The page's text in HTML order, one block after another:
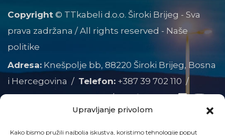
Upravljanje privolom
Kako bismo pružili najbolja iskustva, koristimo tehnologije poput
Copyright © TTkabeli d.o.o. Široki Brijeg - Sva
prava zadržana / All rights reserved - Naše
politike
Adresa: Knešpolje bb, 88220 Široki Brijeg, Bosna
i Hercegovina / Telefon: +387 39 702 110 /
Telefax: +387 39 702 111/Pratite nas: